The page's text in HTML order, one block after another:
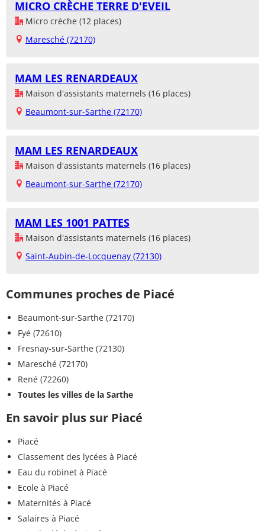
MICRO CRÈCHE TERRE D'EVEIL
Micro crèche (12 places)
Maresché (72170)
MAM LES RENARDEAUX
Maison d'assistants maternels (16 places)
Beaumont-sur-Sarthe (72170)
MAM LES RENARDEAUX
Maison d'assistants maternels (16 places)
Beaumont-sur-Sarthe (72170)
MAM LES 1001 PATTES
Maison d'assistants maternels (16 places)
Saint-Aubin-de-Locquenay (72130)
Communes proches de Piacé
Beaumont-sur-Sarthe (72170)
Fyé (72610)
Fresnay-sur-Sarthe (72130)
Maresché (72170)
René (72260)
Toutes les villes de la Sarthe
En savoir plus sur Piacé
Piacé
Classement des lycées à Piacé
Eau du robinet à Piacé
Ecole à Piacé
Maternités à Piacé
Salaires à Piacé